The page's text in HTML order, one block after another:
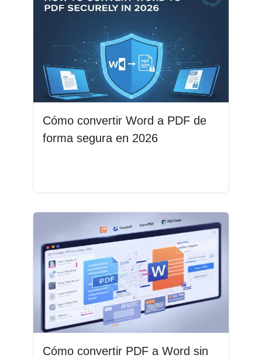
Cómo convertir Word a PDF de
forma segura en 2026
Cómo convertir PDF a Word sin